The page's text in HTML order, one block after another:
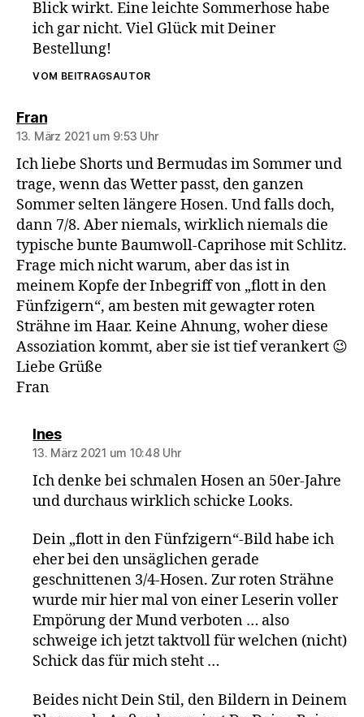
Blick wirkt. Eine leichte Sommerhose habe
ich gar nicht. Viel Glück mit Deiner
Bestellung!
VOM BEITRAGSAUTOR
Fransagt:
13. März 2021 um 9:53 Uhr
Ich liebe Shorts und Bermudas im Sommer und
trage, wenn das Wetter passt, den ganzen
Sommer selten längere Hosen. Und falls doch,
dann 7/8. Aber niemals, wirklich niemals die
typische bunte Baumwoll-Caprihose mit Schlitz.
Frage mich nicht warum, aber das ist in
meinem Kopfe der Inbegriff von „flott in den
Fünfzigern“, am besten mit gewagter roten
Strähne im Haar. Keine Ahnung, woher diese
Assoziation kommt, aber sie ist tief verankert 😉
Liebe Grüße
Fran
Inessagt:
13. März 2021 um 10:48 Uhr
Ich denke bei schmalen Hosen an 50er-Jahre
und durchaus wirklich schicke Looks.
Dein „flott in den Fünfzigern“-Bild habe ich
eher bei den unsäglichen gerade
geschnittenen 3/4-Hosen. Zur roten Strähne
wurde mir hier mal von einer Leserin voller
Empörung der Mund verboten … also
schweige ich jetzt taktvoll für welchen (nicht)
Schick das für mich steht …
Beides nicht Dein Stil, den Bildern in Deinem